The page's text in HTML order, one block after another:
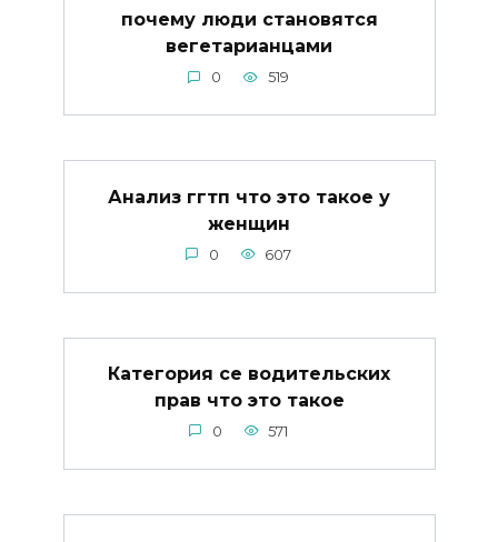
почему люди становятся
вегетарианцами
0 519
Анализ ггтп что это такое у
женщин
0 607
Категория се водительских
прав что это такое
0 571